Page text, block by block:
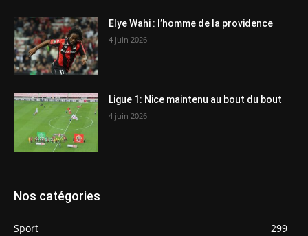
Elye Wahi : l’homme de la providence
4 juin 2026
Ligue 1: Nice maintenu au bout du bout
4 juin 2026
Nos catégories
Sport
299